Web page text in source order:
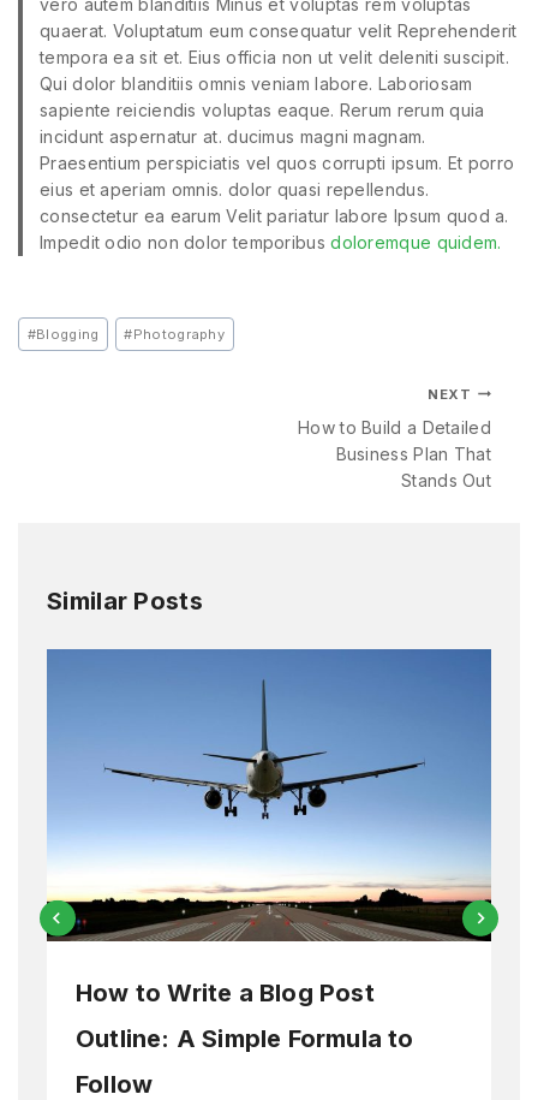
quaerat. Voluptatum eum consequatur velit Reprehenderit
tempora ea sit et. Eius officia non ut velit deleniti suscipit.
Qui dolor blanditiis omnis veniam labore. Laboriosam
sapiente reiciendis voluptas eaque. Rerum rerum quia
incidunt aspernatur at. ducimus magni magnam.
Praesentium perspiciatis vel quos corrupti ipsum. Et porro
eius et aperiam omnis. dolor quasi repellendus.
consectetur ea earum Velit pariatur labore Ipsum quod a.
Impedit odio non dolor temporibusdoloremque quidem.
#Blogging #Photography
NEXT
How to Build a Detailed
Business Plan That
Stands Out
Similar Posts
How to Write a Blog Post
Outline: A Simple Formula to
Follow